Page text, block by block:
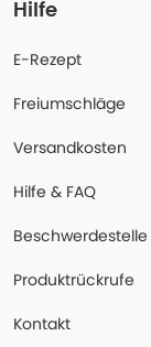
Hilfe
E-Rezept
Freiumschläge
Versandkosten
Hilfe & FAQ
Beschwerdestelle
Produktrückrufe
Kontakt